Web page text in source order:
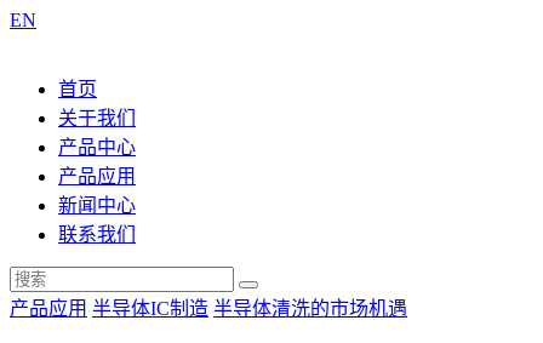
EN
首页
关于我们
产品中心
产品应用
新闻中心
联系我们
产品应用 半导体IC制造 半导体清洗的市场机遇